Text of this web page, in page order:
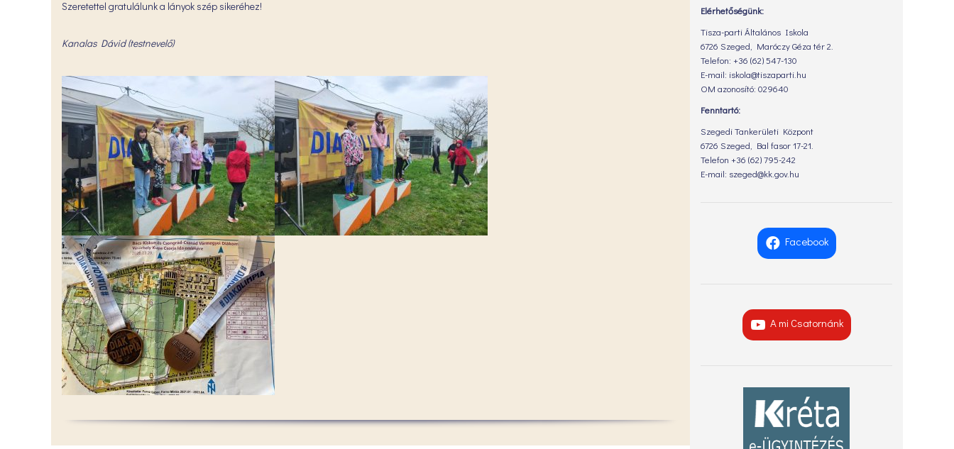
Szeretettel gratulálunk a lányok szép sikeréhez!
Kanalas Dávid (testnevelő)
Elérhetőségünk:
Tisza-parti Általános Iskola
6726 Szeged, Maróczy Géza tér 2.
Telefon: +36 (62) 547-130
E-mail: iskola@tiszaparti.hu
OM azonosító: 029640
Fenntartó:
Szegedi Tankerületi Központ
6726 Szeged, Bal fasor 17-21.
Telefon +36 (62) 795-242
E-mail: szeged@kk.gov.hu
Facebook
A mi Csatornánk